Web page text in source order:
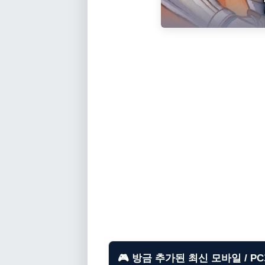
🎮 방금 추가된 최신 모바일 /